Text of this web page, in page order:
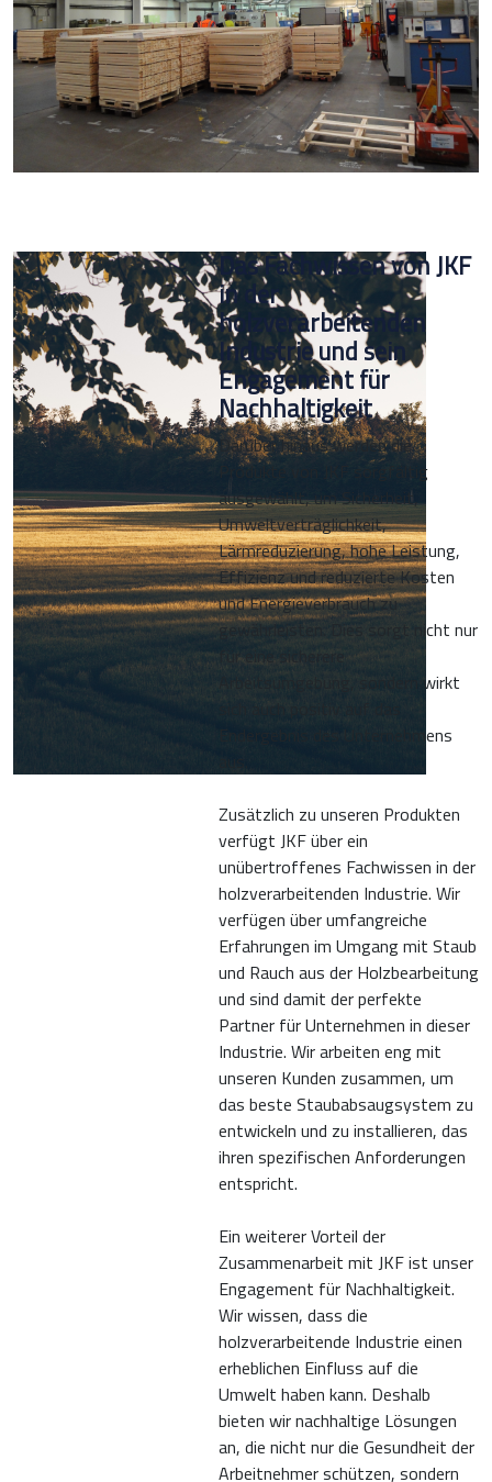
Das Fachwissen von JKF
in der
holzverarbeitenden
Industrie und sein
Engagement für
Nachhaltigkeit
Darüber hinaus werden die
Produkte von JKF sorgfältig
ausgewählt, um Sicherheit,
Umweltverträglichkeit,
Lärmreduzierung, hohe Leistung,
Effizienz und reduzierte Kosten
und Energieverbrauch zu
gewährleisten. Dies sorgt nicht nur
für eine sicherere
Arbeitsumgebung, sondern wirkt
sich auch positiv auf das
Endergebnis des Unternehmens
Zusätzlich zu unseren Produkten
verfügt JKF über ein
unübertroffenes Fachwissen in der
holzverarbeitenden Industrie. Wir
verfügen über umfangreiche
Erfahrungen im Umgang mit Staub
und Rauch aus der Holzbearbeitung
und sind damit der perfekte
Partner für Unternehmen in dieser
Industrie. Wir arbeiten eng mit
unseren Kunden zusammen, um
das beste Staubabsaugsystem zu
entwickeln und zu installieren, das
ihren spezifischen Anforderungen
entspricht.
Ein weiterer Vorteil der
Zusammenarbeit mit JKF ist unser
Engagement für Nachhaltigkeit.
Wir wissen, dass die
holzverarbeitende Industrie einen
erheblichen Einfluss auf die
Umwelt haben kann. Deshalb
bieten wir nachhaltige Lösungen
an, die nicht nur die Gesundheit der
Arbeitnehmer schützen, sondern